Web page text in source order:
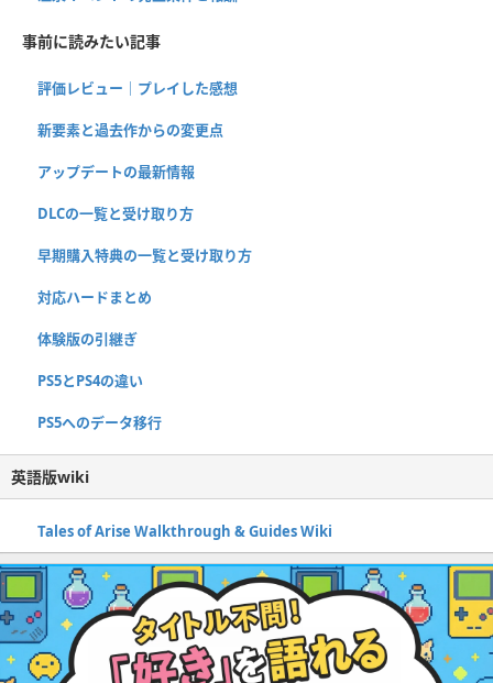
事前に読みたい記事
評価レビュー｜プレイした感想
新要素と過去作からの変更点
アップデートの最新情報
DLCの一覧と受け取り方
早期購入特典の一覧と受け取り方
対応ハードまとめ
体験版の引継ぎ
PS5とPS4の違い
PS5へのデータ移行
英語版wiki
Tales of Arise Walkthrough & Guides Wiki